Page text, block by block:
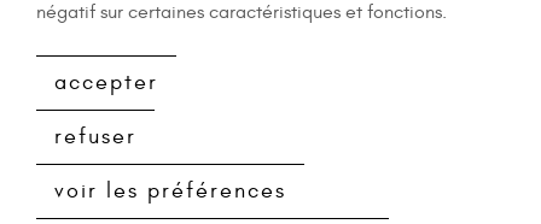
négatif sur certaines caractéristiques et fonctions.
accepter
refuser
voir les préférences